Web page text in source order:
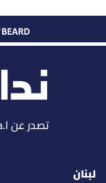
تصدر عن Lebanese Media Production s.a.l
لبنان